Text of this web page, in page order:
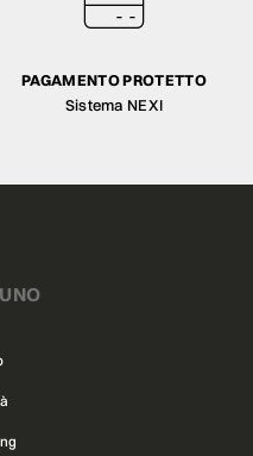
PAGAMENTO PROTETTO
Sistema NEXI